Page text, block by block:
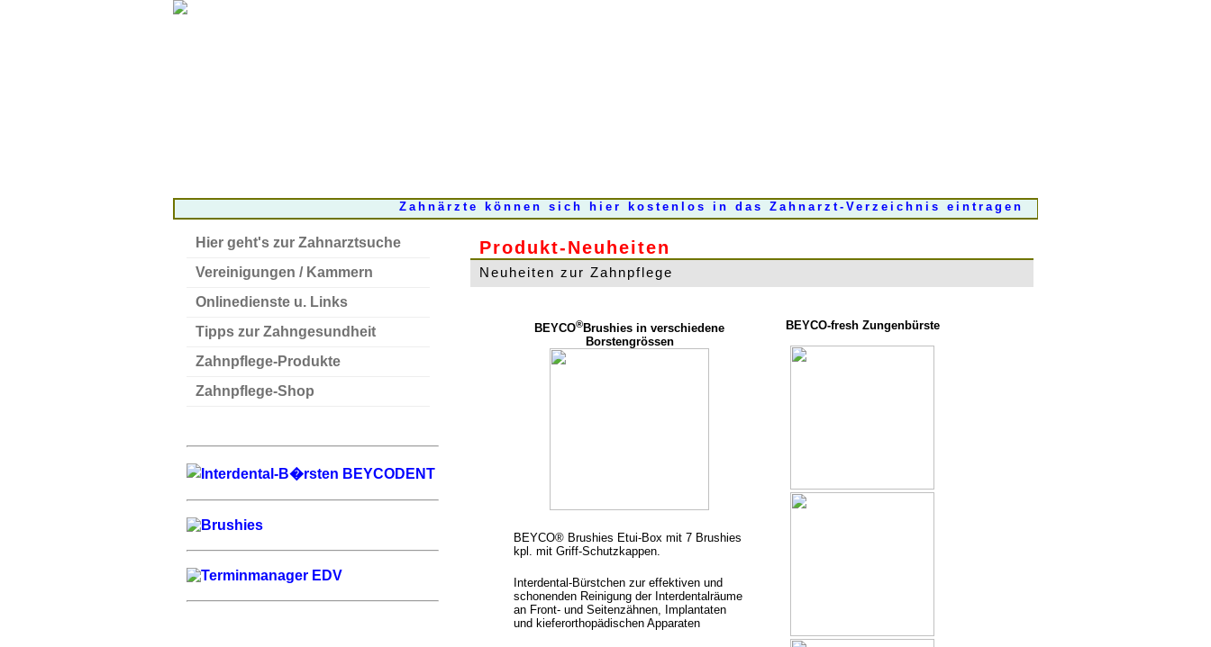
Zahnärzte können sich hier kostenlos in das Zahnarzt-Verzeichnis eintragen
Hier geht's zur Zahnarztsuche
Vereinigungen / Kammern
Onlinedienste u. Links
Tipps zur Zahngesundheit
Zahnpflege-Produkte
Zahnpflege-Shop
Produkt-Neuheiten
Neuheiten zur Zahnpflege
BEYCO®Brushies in verschiedene
Borstengrössen
BEYCO® Brushies Etui-Box mit 7 Brushies
kpl. mit Griff-Schutzkappen.
Interdental-Bürstchen zur effektiven und
schonenden Reinigung der Interdentalräume
an Front- und Seitenzähnen, Implantaten
und kieferorthopädischen Apparaten
BEYCO-fresh Zungenbürste